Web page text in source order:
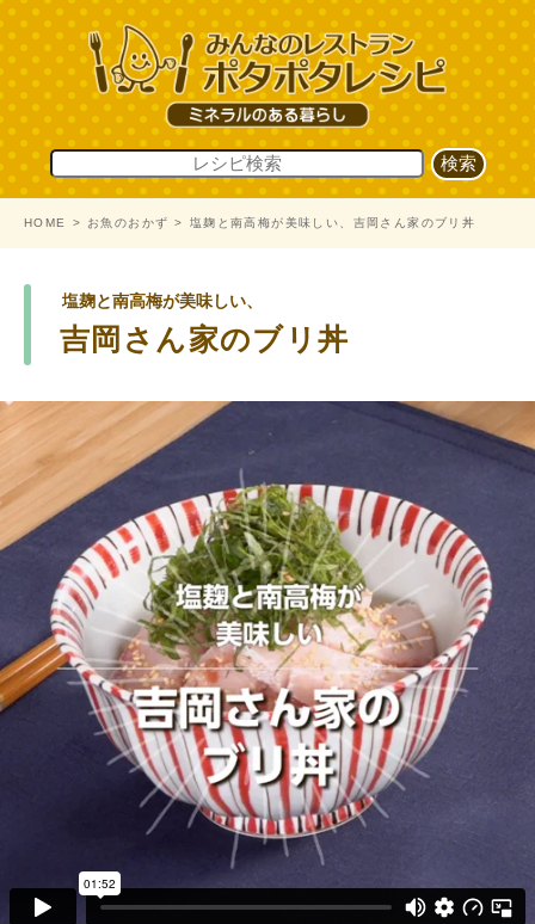
HOME お魚のおかず 塩麹と南高梅が美味しい、吉岡さん家のブリ丼
塩麹と南高梅が美味しい、
吉岡さん家のブリ丼